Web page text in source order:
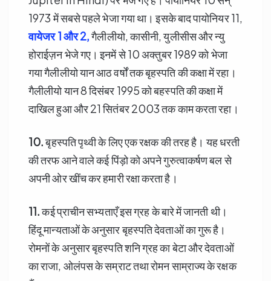
1973 में सबसे पहले भेजा गया था। इसके बाद पायोनियर 11,
वायेजर 1 और 2,गैलीलीयो, कासीनी, युलीसीस और न्यु
होराईज़न भेजे गए। इनमें से 10 अक्तुबर 1989 को भेजा
गया गैलीलीयो यान आठ वर्षों तक बृहस्पति की कक्षा में रहा।
गैलीलीयो यान 8 दिसंबर 1995 को बहस्पति की कक्षा में
दाखिल हुआ और 21 सितंबर 2003 तक काम करता रहा।
10.बृहस्पति पृथ्वी के लिए एक रक्षक की तरह है। यह धरती
की तरफ आने वाले कई पिंड़ो को अपने गुरुत्वाकर्षण बल से
अपनी ओर खींच कर हमारी रक्षा करता है।
11.कई प्राचीन सभ्यताएँ इस ग्रह के बारे में जानती थी।
हिंदू मान्यताओं के अनुसार बृहस्पति देवताओं का गुरू है।
रोमनों के अनुसार बृहस्पति शनि ग्रह का बेटा और देवताओं
का राजा, ओलंपस के सम्राट तथा रोमन साम्राज्य के रक्षक